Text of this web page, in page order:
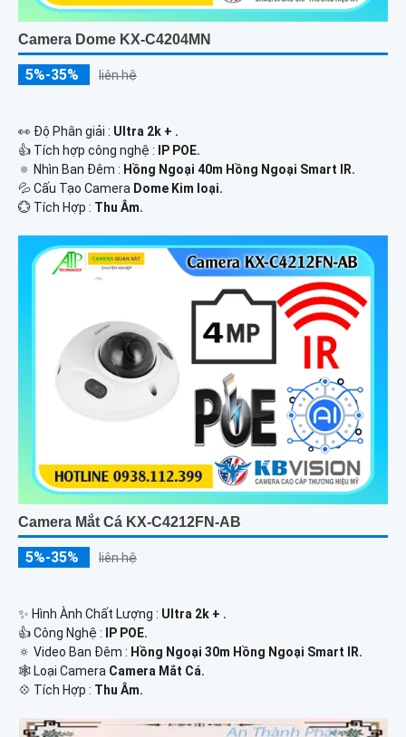
Camera Dome KX-C4204MN
5%-35% liên hệ
️👀 Độ Phân giải : Ultra 2k + .
👍 Tích hợp công nghệ :
IP POE.
🔅 Nhìn Ban Đêm : Hồng Ngoại 40m Hồng Ngoại Smart IR.
💦 Cấu Tạo Camera Dome Kim loại.
️💮 Tích Hợp : Thu Âm.
Camera Mắt Cá KX-C4212FN-AB
5%-35% liên hệ
✨ Hình Ành Chất Lượng : Ultra 2k + .
👍 Công Nghệ :
IP POE.
🔅 Video Ban Đêm : Hồng Ngoại 30m Hồng Ngoại Smart IR.
🕸️ Loại Camera Camera Mắt Cá.
️💠 Tích Hợp : Thu Âm.